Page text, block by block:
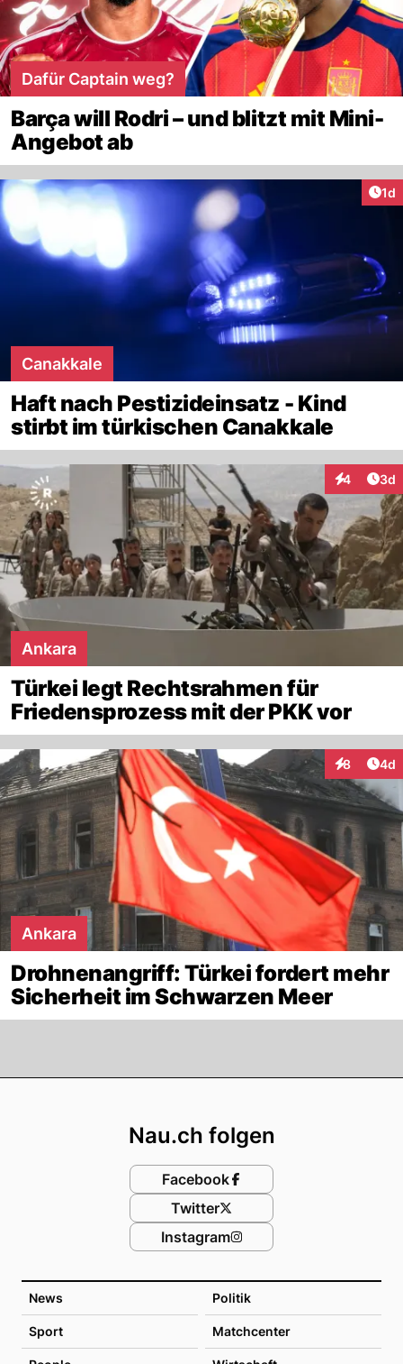
Dafür Captain weg?
Barça will Rodri – und blitzt mit Mini-
Angebot ab
1d
Canakkale
Haft nach Pestizideinsatz - Kind
stirbt im türkischen Canakkale
4 3d
Ankara
Türkei legt Rechtsrahmen für
Friedensprozess mit der PKK vor
8 4d
Ankara
Drohnenangriff: Türkei fordert mehr
Sicherheit im Schwarzen Meer
News Politik
Sport Matchcenter
Nau.ch folgen
Facebook
Twitter
Instagram